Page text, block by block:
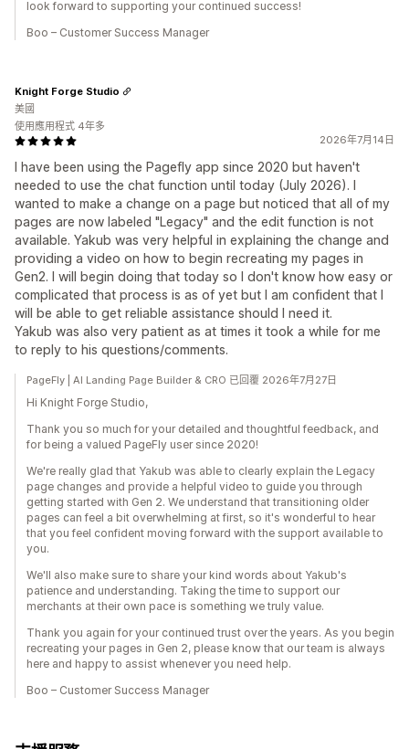
look forward to supporting your continued success!
Boo – Customer Success Manager
2026年7月14日
I have been using the Pagefly app since 2020 but haven't
needed to use the chat function until today (July 2026). I
wanted to make a change on a page but noticed that all of my
pages are now labeled "Legacy" and the edit function is not
available. Yakub was very helpful in explaining the change and
providing a video on how to begin recreating my pages in
Gen2. I will begin doing that today so I don't know how easy or
complicated that process is as of yet but I am confident that I
will be able to get reliable assistance should I need it.
Yakub was also very patient as at times it took a while for me
to reply to his questions/comments.
Knight Forge Studio
美國
使用應用程式 4年多
PageFly | AI Landing Page Builder & CRO 已回覆 2026年7月27日
Hi Knight Forge Studio,
Thank you so much for your detailed and thoughtful feedback, and
for being a valued PageFly user since 2020!
We're really glad that Yakub was able to clearly explain the Legacy
page changes and provide a helpful video to guide you through
getting started with Gen 2. We understand that transitioning older
pages can feel a bit overwhelming at first, so it's wonderful to hear
that you feel confident moving forward with the support available to
you.
We'll also make sure to share your kind words about Yakub's
patience and understanding. Taking the time to support our
merchants at their own pace is something we truly value.
Thank you again for your continued trust over the years. As you begin
recreating your pages in Gen 2, please know that our team is always
here and happy to assist whenever you need help.
Boo – Customer Success Manager